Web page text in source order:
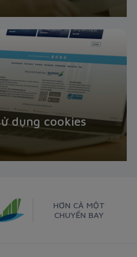
dụng cookies
HƠN CẢ MỘT
CHUYẾN BAY